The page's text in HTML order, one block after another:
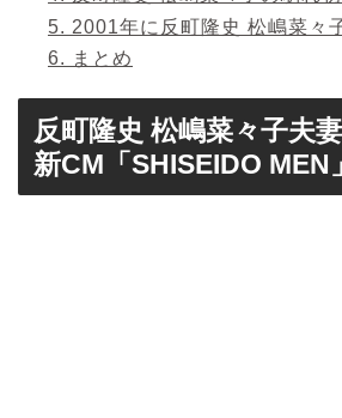
5. 2001年に反町隆史 松嶋菜々
6. まとめ
反町隆史 松嶋菜々子夫
新CM「SHISEIDO MEN」